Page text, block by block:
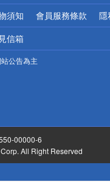
須知 會員服務條款 隱
信箱
公告為主
00000-6
All Right Reserved